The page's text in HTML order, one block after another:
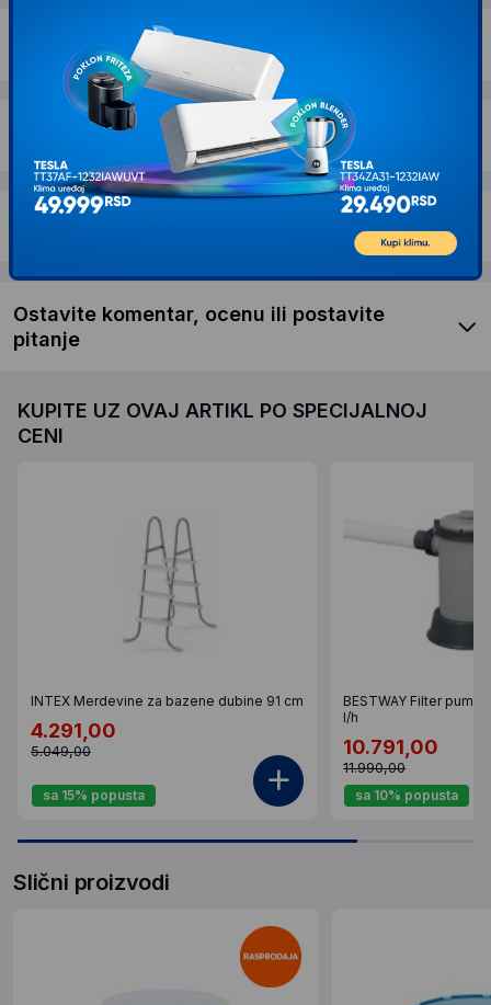
Dostava i povrat
Garancija
Ostavite komentar, ocenu ili postavite
pitanje
KUPITE UZ OVAJ ARTIKL PO SPECIJALNOJ
CENI
INTEX Merdevine za bazene dubine 91 cm
4.291,00
5.049,00
sa 15% popusta
BESTWAY Filter
l/h
10.791,00
11.990,00
sa 10% popusta
Slični proizvodi